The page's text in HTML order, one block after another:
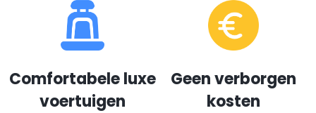
Comfortabele luxe
voertuigen
Geen verborgen
kosten